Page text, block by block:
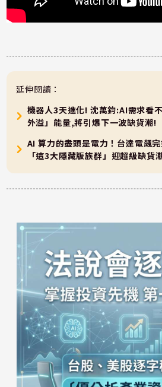
延伸閱讀：
機器人3天進化! 沈萬鈞:AI需求看
外溢」能量,將引爆下一波缺貨潮!
AI 算力的盡頭是電力！台達電飆
「這3大隱藏版族群」迎超級缺貨